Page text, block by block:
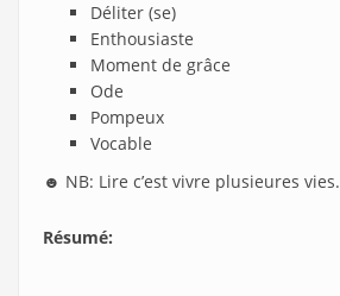
Déliter (se)
Enthousiaste
Moment de grâce
Ode
Pompeux
Vocable
☻ NB: Lire c’est vivre plusieures vies.
Résumé: